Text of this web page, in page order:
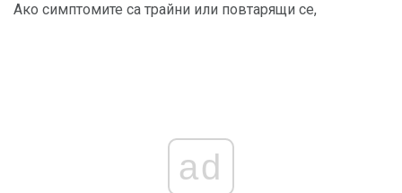
Ако симптомите са трайни или повтарящи се,
ad